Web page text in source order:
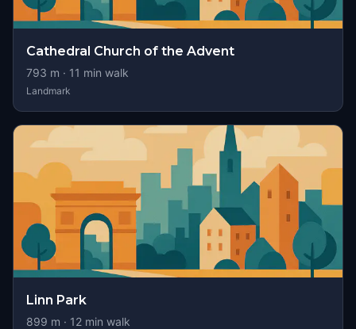
Cathedral Church of the Advent
793 m · 11 min walk
Landmark
Linn Park
899 m · 12 min walk